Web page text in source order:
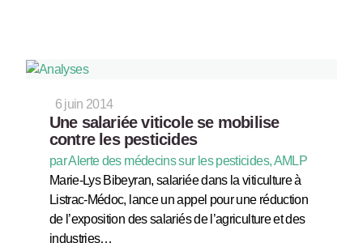
6 juin 2014
Une salariée viticole se mobilise
contre les pesticides
par Alerte des médecins sur les pesticides, AMLP
Marie-Lys Bibeyran, salariée dans la viticulture à
Listrac-Médoc, lance un appel pour une réduction
de l’exposition des salariés de l’agriculture et des
industries…